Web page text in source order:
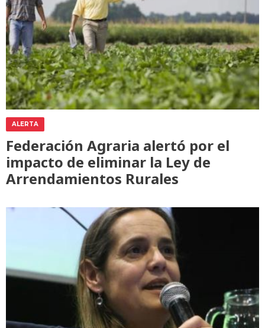
ALERTA
Federación Agraria alertó por el
impacto de eliminar la Ley de
Arrendamientos Rurales